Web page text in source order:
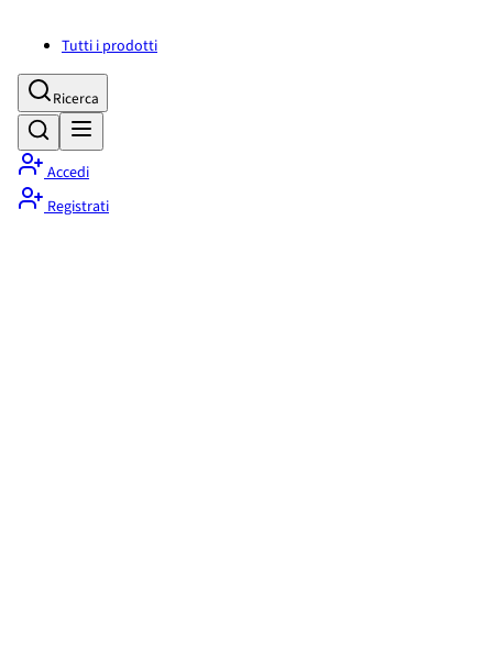
Tutti i prodotti
Ricerca
Accedi
Registrati